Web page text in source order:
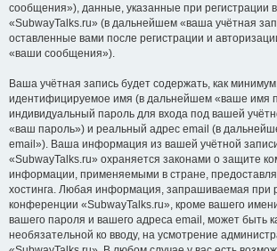
сообщения»), данные, указанные при регистрации
«SubwayTalks.ru» (в дальнейшем «ваша учётная
оставленные вами после регистрации и
«ваши сообщения»).
Ваша учётная запись будет содержать, как
идентифицируемое имя (в дальнейшем «ваше имя
индивидуальный пароль для входа под вашей
«ваш пароль») и реальный адрес email (в
email»). Ваша информация из вашей учётной
«SubwayTalks.ru» охраняется законами о защите
информации, применяемыми в стране,
хостинга. Любая информация, запрашиваемая при
конференции «SubwayTalks.ru», кроме вашего
вашего пароля и вашего адреса email, может быть
необязательной ко вводу, на усмотрение